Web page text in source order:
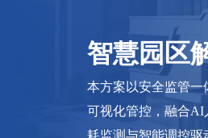
本方案以安全监管一
可视化管控，融合AI
耗监测与智能调控
智慧园区